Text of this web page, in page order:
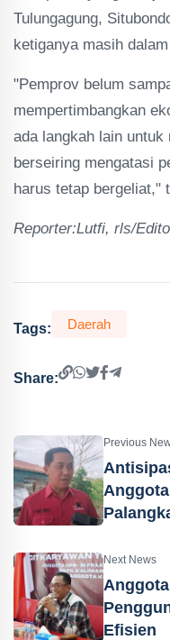
Tulungagung,
ketiganya masih
"Pemprov belum
mempertimbangkan
ada langkah lain untuk
berseiring mengatasi
harus tetap bergeliat,"
Reporter:Lutfi, rls/
Tags: Daerah
Share:
Previous
Next News
Efisien